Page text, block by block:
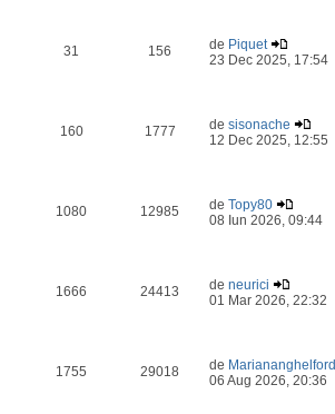
31 156 de Piquet
23 Dec 2025, 17:54
160 1777 desisonache
12 Dec 2025, 12:55
1080 12985 deTopy80
08 Iun 2026, 09:44
1666 24413 deneurici
01 Mar 2026, 22:32
1755 29018 de Mariananghelford
06 Aug 2026, 20:36